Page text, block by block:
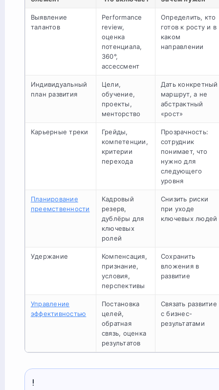
Выявление
талантов
Performance
review,
оценка
потенциала,
360°,
ассессмент
Определить, кто
готов к росту и в
каком
направлении
Индивидуальный
план развития
Цели,
обучение,
проекты,
менторство
Дать конкретный
маршрут, а не
абстрактный
«рост»
Карьерные треки
Грейды,
компетенции,
критерии
перехода
Прозрачность:
сотрудник
понимает, что
нужно для
следующего
уровня
Планирование
преемственности
Кадровый
резерв,
дублёры для
ключевых
ролей
Снизить риски
при уходе
ключевых людей
Удержание
Компенсация,
признание,
условия,
перспективы
Сохранить
вложения в
развитие
Управление
эффективностью
Постановка
целей,
обратная
связь, оценка
результатов
Связать развитие
с бизнес-
результатами